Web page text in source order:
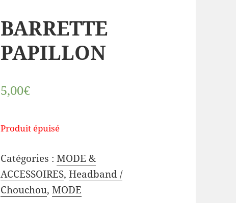
BARRETTE
PAPILLON
5,00€
Produit épuisé
Catégories : MODE &
ACCESSOIRES, Headband /
Chouchou, MODE